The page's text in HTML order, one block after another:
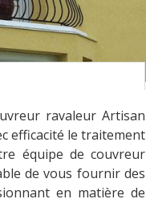
ravaleur Artisan
efficacité le traitement
équipe de couvreur
de vous fournir des
en matière de